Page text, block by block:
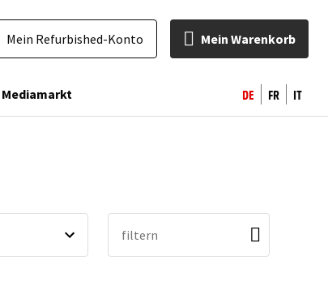
Mein Refurbished-Konto Mein Warenkorb
Mediamarkt DE FR IT
filtern